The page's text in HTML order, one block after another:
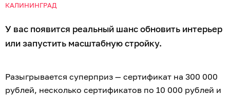
КАЛИНИНГРАД
У вас появится реальный шанс обновить интерьер
или запустить масштабную стройку.
Разыгрывается суперприз — сертификат на 300 000
рублей, несколько сертификатов по 10 000 рублей и